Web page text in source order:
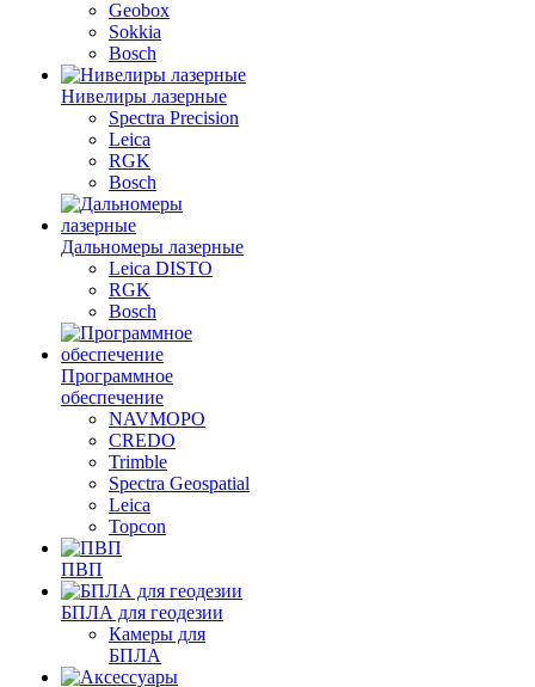
Geobox
Sokkia
Bosch
Нивелиры лазерные
Spectra Precision
Leica
RGK
Bosch
Дальномеры лазерные
Leica DISTO
RGK
Bosch
Программное
обеспечение
NAVMOPO
CREDO
Trimble
Spectra Geospatial
Leica
Topcon
ПВП
БПЛА для геодезии
Камеры для
БПЛА